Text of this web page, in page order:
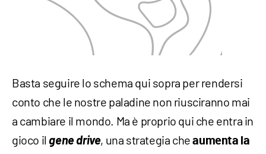
Basta seguire lo schema qui sopra per rendersi
conto che le nostre paladine non riusciranno mai
a cambiare il mondo. Ma è proprio qui che entra in
gioco ilgene drive, una strategia cheaumenta la